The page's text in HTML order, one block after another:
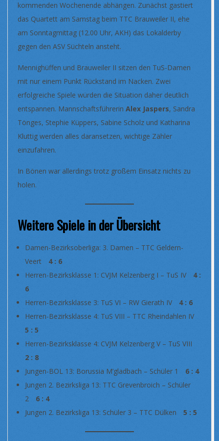
kommenden Wochenende abhängen. Zunächst gastiert
das Quartett am Samstag beim TTC Brauweiler II, ehe
am Sonntagmittag (12.00 Uhr, AKH) das Lokalderby
gegen den ASV Süchteln ansteht.
Mennighüffen und Brauweiler II sitzen den TuS-Damen
mit nur einem Punkt Rückstand im Nacken. Zwei
erfolgreiche Spiele würden die Situation daher deutlich
entspannen. Mannschaftsführerin Alex Jaspers, Sandra
Tönges, Stephie Küppers, Sabine Scholz und Katharina
Kluttig werden alles daransetzen, wichtige Zähler
einzufahren.
In Bönen war allerdings trotz großem Einsatz nichts zu
holen.
Weitere Spiele in der Übersicht
Damen-Bezirksoberliga: 3. Damen – TTC Geldern-
Veert 4 : 6
Herren-Bezirksklasse 1: CVJM Kelzenberg I – TuS IV 4 :
6
Herren-Bezirksklasse 3: TuS VI – RW Gierath IV 4 : 6
Herren-Bezirksklasse 4: TuS VIII – TTC Rheindahlen IV
5 : 5
Herren-Bezirksklasse 4: CVJM Kelzenberg V – TuS VIII
2 : 8
Jungen-BOL 13: Borussia M’gladbach – Schüler 1 6 : 4
Jungen 2. Bezirksliga 13: TTC Grevenbroich – Schüler
2 6 : 4
Jungen 2. Bezirksliga 13: Schüler 3 – TTC Dülken 5 : 5